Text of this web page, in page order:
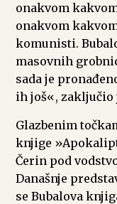
onakvom
onakvom
komunisti.
masovnih
sada je
ih još«, zaključio
Glazbenim
knjige
Čerin pod
Današnje
se Bubalova